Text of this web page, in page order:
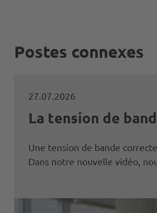
Postes connexes
27.07.2026
La tension de
Une tension de bande
Dans notre nouvelle vidéo,